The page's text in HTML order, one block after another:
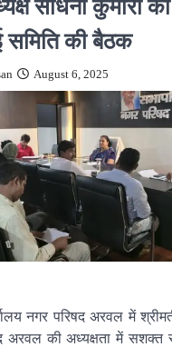
की बैठक
August 6, 2025
नगर परिषद अरवल में
अरवल की अध्यक्षता में सशक्त